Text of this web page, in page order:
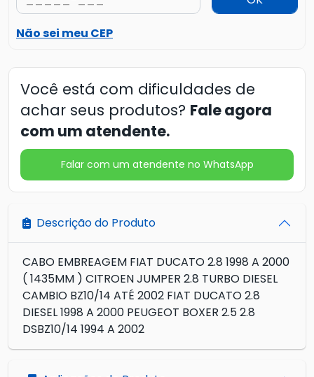
Não sei meu CEP
Você está com dificuldades de
achar seus produtos? Fale agora
com um atendente.
Falar com um atendente no WhatsApp
Descrição do Produto
CABO EMBREAGEM FIAT DUCATO 2.8 1998 A 2000
( 1435MM ) CITROEN JUMPER 2.8 TURBO DIESEL
CAMBIO BZ10/14 ATÉ 2002 FIAT DUCATO 2.8
DIESEL 1998 A 2000 PEUGEOT BOXER 2.5 2.8
DSBZ10/14 1994 A 2002